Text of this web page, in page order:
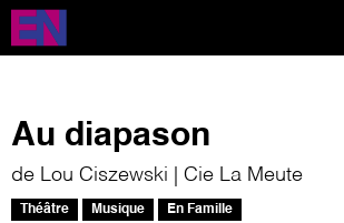
Aller
contenu
Au diapason
de Lou Ciszewski | Cie La Meute
Théâtre Musique En Famille